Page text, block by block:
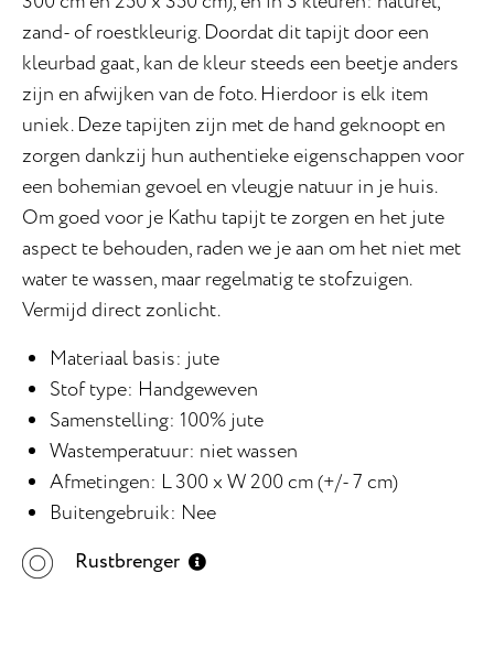
zand- of roestkleurig. Doordat dit tapijt door een
kleurbad gaat, kan de kleur steeds een beetje anders
zijn en afwijken van de foto. Hierdoor is elk item
uniek. Deze tapijten zijn met de hand geknoopt en
zorgen dankzij hun authentieke eigenschappen voor
een bohemian gevoel en vleugje natuur in je huis.
Om goed voor je Kathu tapijt te zorgen en het jute
aspect te behouden, raden we je aan om het niet met
water te wassen, maar regelmatig te stofzuigen.
Vermijd direct zonlicht.
Materiaal basis: jute
Stof type: Handgeweven
Samenstelling: 100% jute
Wastemperatuur: niet wassen
Afmetingen: L 300 x W 200 cm (+/- 7 cm)
Buitengebruik: Nee
Rustbrenger